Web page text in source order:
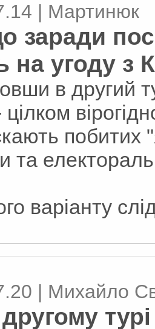
| Мартинюк
заради
на угоду з
в другий
побитих
та
варіанту
| Михайло